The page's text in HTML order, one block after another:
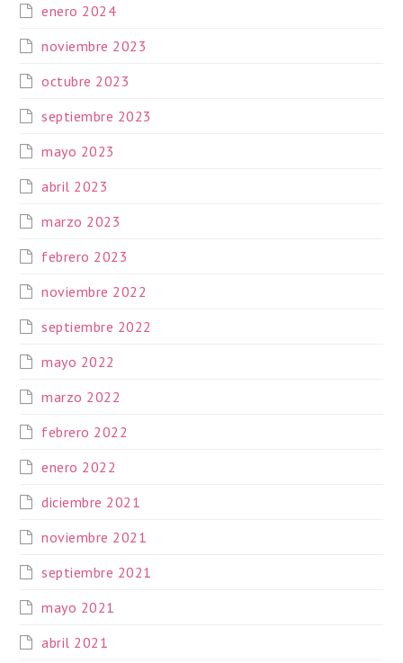
enero 2024
noviembre 2023
octubre 2023
septiembre 2023
mayo 2023
abril 2023
marzo 2023
febrero 2023
noviembre 2022
septiembre 2022
mayo 2022
marzo 2022
febrero 2022
enero 2022
diciembre 2021
noviembre 2021
septiembre 2021
mayo 2021
abril 2021